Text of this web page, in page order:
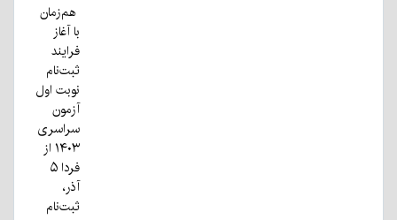
هم‌زمان
با آغاز
فرایند
ثبت‌نام
نوبت اول
آزمون
سراسری
۱۴۰۳ از
فردا ۵
آذر،
ثبت‌نام